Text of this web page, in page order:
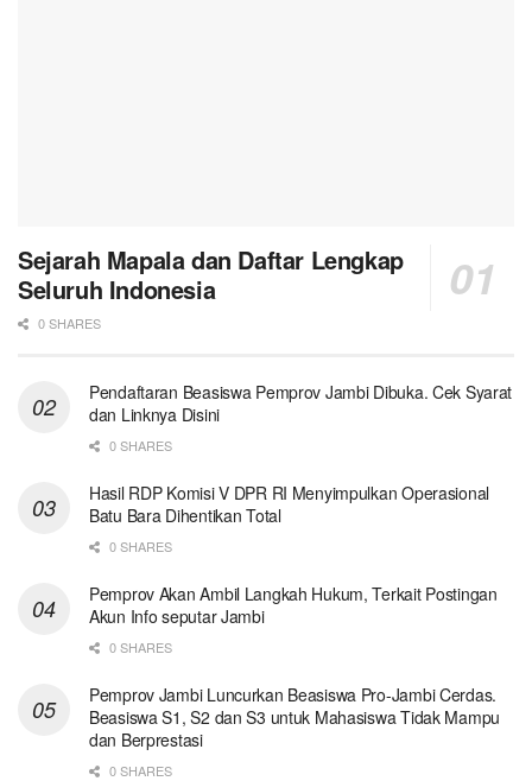
Sejarah Mapala dan Daftar Lengkap
Seluruh Indonesia
0 SHARES
Pendaftaran Beasiswa Pemprov Jambi Dibuka. Cek Syarat
dan Linknya Disini
0 SHARES
Hasil RDP Komisi V DPR RI Menyimpulkan Operasional
Batu Bara Dihentikan Total
0 SHARES
Pemprov Akan Ambil Langkah Hukum, Terkait Postingan
Akun Info seputar Jambi
0 SHARES
Pemprov Jambi Luncurkan Beasiswa Pro-Jambi Cerdas.
Beasiswa S1, S2 dan S3 untuk Mahasiswa Tidak Mampu
dan Berprestasi
0 SHARES